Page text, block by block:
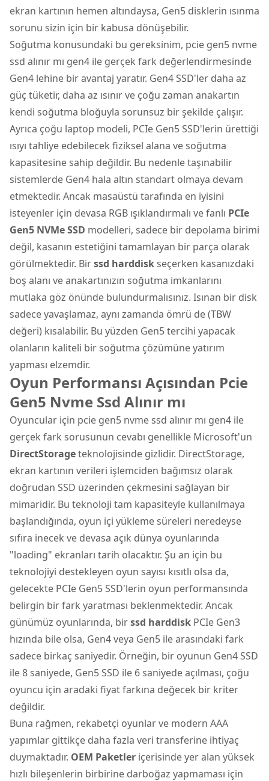
ekran kartının hemen altındaysa, Gen5 disklerin ısınma
sorunu sizin için bir kabusa dönüşebilir.
Soğutma konusundaki bu gereksinim, pcie gen5 nvme
ssd alınır mı gen4 ile gerçek fark değerlendirmesinde
Gen4 lehine bir avantaj yaratır. Gen4 SSD'ler daha az
güç tüketir, daha az ısınır ve çoğu zaman anakartın
kendi soğutma bloğuyla sorunsuz bir şekilde çalışır.
Ayrıca çoğu laptop modeli, PCIe Gen5 SSD'lerin ürettiği
ısıyı tahliye edebilecek fiziksel alana ve soğutma
kapasitesine sahip değildir. Bu nedenle taşınabilir
sistemlerde Gen4 hala altın standart olmaya devam
etmektedir. Ancak masaüstü tarafında en iyisini
isteyenler için devasa RGB ışıklandırmalı ve fanlı PCIe
Gen5 NVMe SSD modelleri, sadece bir depolama birimi
değil, kasanın estetiğini tamamlayan bir parça olarak
görülmektedir. Birssd harddiskseçerken kasanızdaki
boş alanı ve anakartınızın soğutma imkanlarını
mutlaka göz önünde bulundurmalısınız. Isınan bir disk
sadece yavaşlamaz, aynı zamanda ömrü de (TBW
değeri) kısalabilir. Bu yüzden Gen5 tercihi yapacak
olanların kaliteli bir soğutma çözümüne yatırım
yapması elzemdir.
Oyun Performansı Açısından Pcie
Gen5 Nvme Ssd Alınır mı
Oyuncular için pcie gen5 nvme ssd alınır mı gen4 ile
gerçek fark sorusunun cevabı genellikle Microsoft'un
DirectStorageteknolojisinde gizlidir. DirectStorage,
ekran kartının verileri işlemciden bağımsız olarak
doğrudan SSD üzerinden çekmesini sağlayan bir
mimaridir. Bu teknoloji tam kapasiteyle kullanılmaya
başlandığında, oyun içi yükleme süreleri neredeyse
sıfıra inecek ve devasa açık dünya oyunlarında
"loading" ekranları tarih olacaktır. Şu an için bu
teknolojiyi destekleyen oyun sayısı kısıtlı olsa da,
gelecekte PCIe Gen5 SSD'lerin oyun performansında
belirgin bir fark yaratması beklenmektedir. Ancak
günümüz oyunlarında, birssd harddisk PCIe Gen3
hızında bile olsa, Gen4 veya Gen5 ile arasındaki fark
sadece birkaç saniyedir. Örneğin, bir oyunun Gen4 SSD
ile 8 saniyede, Gen5 SSD ile 6 saniyede açılması, çoğu
oyuncu için aradaki fiyat farkına değecek bir kriter
değildir.
Buna rağmen, rekabetçi oyunlar ve modern AAA
yapımlar gittikçe daha fazla veri transferine ihtiyaç
duymaktadır. OEM Paketler içerisinde yer alan yüksek
hızlı bileşenlerin birbirine darboğaz yapmaması için